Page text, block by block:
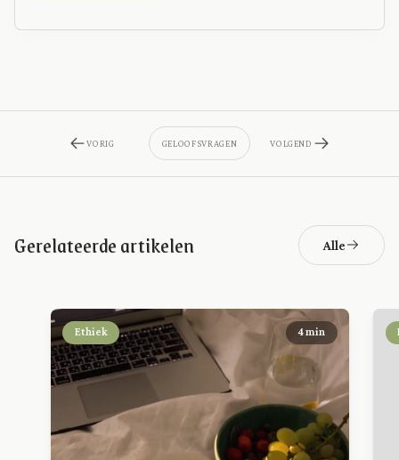
VORIG GELOOFSVRAGEN VOLGEND
Gerelateerde artikelen Alle
Ethiek 4 min